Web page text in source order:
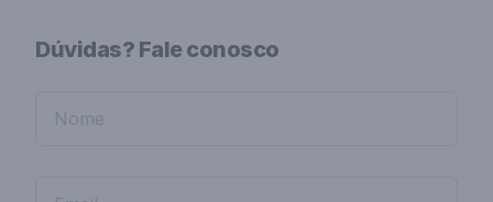
Dúvidas? Fale conosco